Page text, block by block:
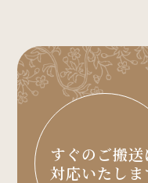
ス，銀行口座番号
転免許証番号など
があります。また
間でなされたユー
録や，決済に関す
提供元，広告主，
以下，｢提携先｣と
すぐのご搬送
対応いたしま